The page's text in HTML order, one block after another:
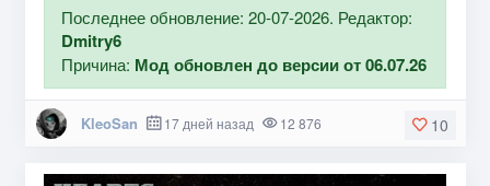
Последнее обновление: 20-07-2026. Редактор:
Dmitry6
Причина: Мод обновлен до версии от 06.07.26
10
KleoSan 17 дней назад 12 876